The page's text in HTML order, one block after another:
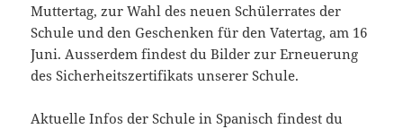
Muttertag, zur Wahl des neuen Schülerrates der
Schule und den Geschenken für den Vatertag, am 16
Juni. Ausserdem findest du Bilder zur Erneuerung
des Sicherheitszertifikats unserer Schule.
Aktuelle Infos der Schule in Spanisch findest du